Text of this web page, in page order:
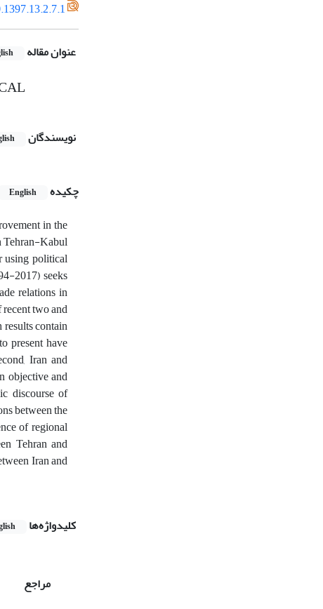
عنوان مقاله
نویسندگان
چکیده English
in the
Tehran-Kabul
using political
2017) seeks
relations in
two and
results contain
present have
Iran and
objective and
discourse of
between the
of regional
Tehran and
Iran and
کلیدواژه‌ها
مراجع